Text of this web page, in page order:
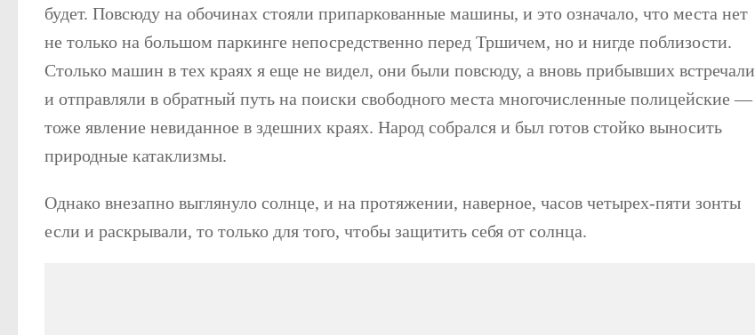
будет. Повсюду на обочинах стояли припаркованные машины, и это означало, что места нет
не только на большом паркинге непосредственно перед Тршичем, но и нигде поблизости.
Столько машин в тех краях я еще не видел, они были повсюду, а вновь прибывших встречали
и отправляли в обратный путь на поиски свободного места многочисленные полицейские —
тоже явление невиданное в здешних краях. Народ собрался и был готов стойко выносить
природные катаклизмы.
Однако внезапно выглянуло солнце, и на протяжении, наверное, часов четырех-пяти зонты
если и раскрывали, то только для того, чтобы защитить себя от солнца.